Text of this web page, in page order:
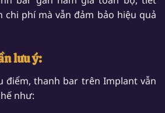
chi phí mà vẫn đảm bảo hiệu quả
lưu ý:
điểm, thanh bar trên Implant vẫn
như: